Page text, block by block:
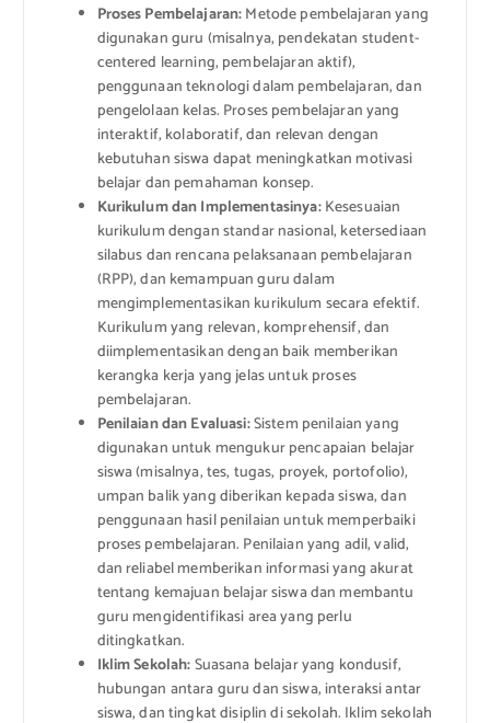
Proses Pembelajaran:Metode pembelajaran yang
digunakan guru (misalnya, pendekatan student-
centered learning, pembelajaran aktif),
penggunaan teknologi dalam pembelajaran, dan
pengelolaan kelas. Proses pembelajaran yang
interaktif, kolaboratif, dan relevan dengan
kebutuhan siswa dapat meningkatkan motivasi
belajar dan pemahaman konsep.
Kurikulum dan Implementasinya:Kesesuaian
kurikulum dengan standar nasional, ketersediaan
silabus dan rencana pelaksanaan pembelajaran
(RPP), dan kemampuan guru dalam
mengimplementasikan kurikulum secara efektif.
Kurikulum yang relevan, komprehensif, dan
diimplementasikan dengan baik memberikan
kerangka kerja yang jelas untuk proses
pembelajaran.
Penilaian dan Evaluasi:Sistem penilaian yang
digunakan untuk mengukur pencapaian belajar
siswa (misalnya, tes, tugas, proyek, portofolio),
umpan balik yang diberikan kepada siswa, dan
penggunaan hasil penilaian untuk memperbaiki
proses pembelajaran. Penilaian yang adil, valid,
dan reliabel memberikan informasi yang akurat
tentang kemajuan belajar siswa dan membantu
guru mengidentifikasi area yang perlu
ditingkatkan.
Iklim Sekolah:Suasana belajar yang kondusif,
hubungan antara guru dan siswa, interaksi antar
siswa, dan tingkat disiplin di sekolah. Iklim sekolah